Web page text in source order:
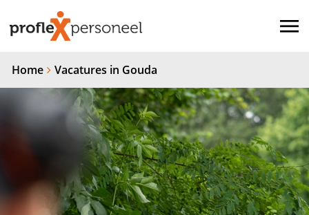
Home Vacatures in Gouda